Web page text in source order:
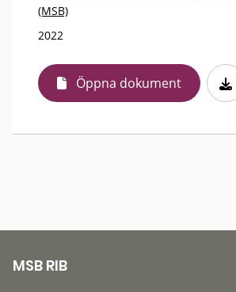
(MSB)
2022
Öppna dokument
MSB RIB